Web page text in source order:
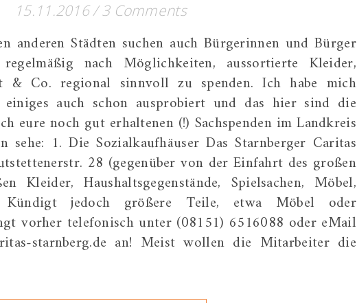
15.11.2016/ 3 Comments
anderen Städten suchen auch Bürgerinnen und Bürger
nach Möglichkeiten, aussortierte Kleider,
& Co. regional sinnvoll zu spenden. Ich habe mich
einiges auch schon ausprobiert und das hier sind die
eure noch gut erhaltenen (!) Sachspenden im Landkreis
sehe: 1. Die Sozialkaufhäuser Das Starnberger Caritas
28 (gegenüber von der Einfahrt des großen
Kleider, Haushaltsgegenstände, Spielsachen, Möbel,
Kündigt jedoch größere Teile, etwa Möbel oder
vorher telefonisch unter (08151) 6516088 oder eMail
starnberg.de an! Meist wollen die Mitarbeiter die